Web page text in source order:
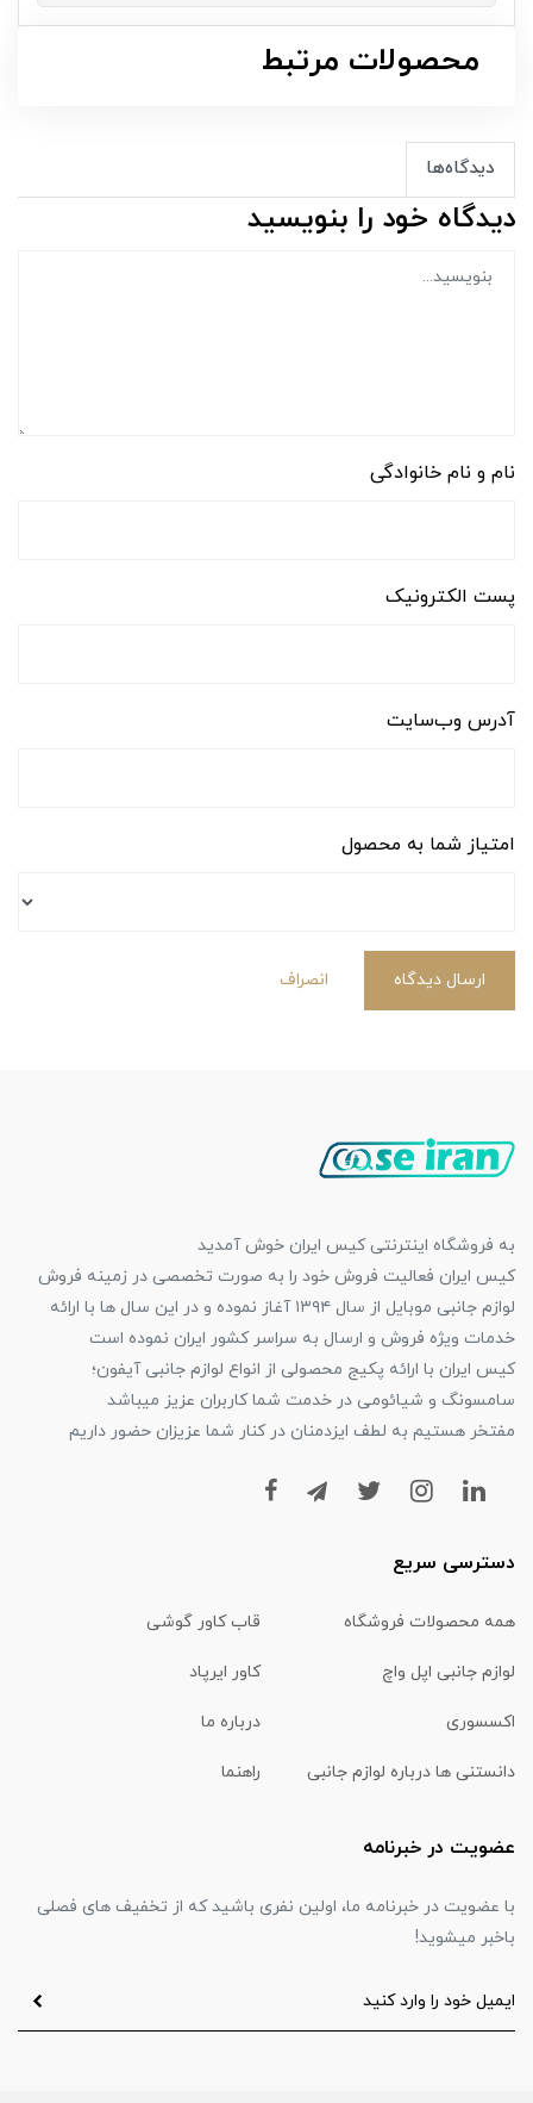
محصولات مرتبط
دیدگاه‌ها
دیدگاه خود را بنویسید
نام و نام خانوادگی
پست الکترونیک
آدرس وب‌سایت
امتیاز شما به محصول
ارسال دیدگاه انصراف
به فروشگاه اینترنتی کیس ایران خوش آمدید
کیس ایران فعالیت فروش خود را به صورت تخصصی در زمینه فروش
لوازم جانبی موبایل از سال ۱۳۹۴ آغاز نموده و در این سال ها با ارائه
خدمات ویژه فروش و ارسال به سراسر کشور ایران نموده است
کیس ایران با ارائه پکیج محصولی از انواع لوازم جانبی آیفون؛
سامسونگ و شیائومی در خدمت شما کاربران عزیز میباشد
مفتخر هستیم به لطف ایزدمنان در کنار شما عزیزان حضور داریم
دسترسی سریع
همه محصولات فروشگاه قاب کاور گوشی
لوازم جانبی اپل واچ کاور ایرپاد
اکسسوری درباره ما
دانستنی ها درباره لوازم جانبی راهنما
عضویت در خبرنامه
با عضویت در خبرنامه ما، اولین نفری باشید که از تخفیف های فصلی
باخبر میشوید!